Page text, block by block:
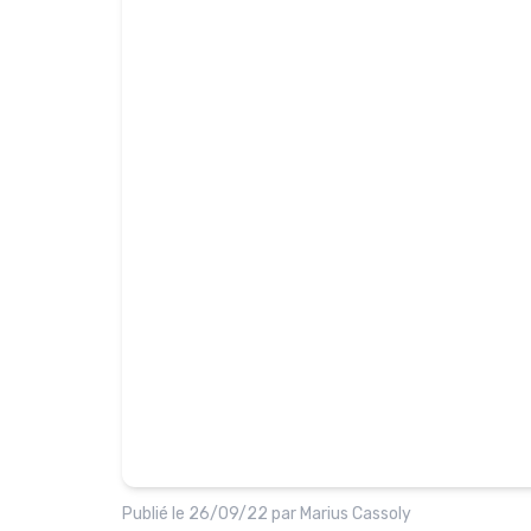
Publié le 26/09/22 par Marius Cassoly